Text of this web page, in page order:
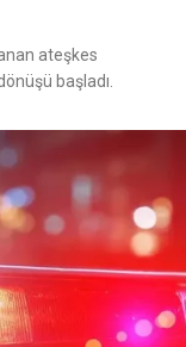
ateşkes
başladı.